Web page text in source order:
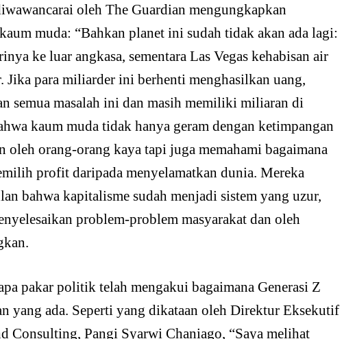
oleh The Guardian mengungkapkan
muda: “Bahkan planet ini sudah tidak akan ada lagi:
ke luar angkasa, sementara Las Vegas kehabisan air
Jika para miliarder ini berhenti menghasilkan uang,
semua masalah ini dan masih memiliki miliaran di
kaum muda tidak hanya geram dengan ketimpangan
orang-orang kaya tapi juga memahami bagaimana
profit daripada menyelamatkan dunia. Mereka
bahwa kapitalisme sudah menjadi sistem yang uzur,
problem-problem masyarakat dan oleh
pakar politik telah mengakui bagaimana Generasi Z
yang ada. Seperti yang dikataan oleh Direktur Eksekutif
Consulting, Pangi Syarwi Chaniago, “Saya melihat